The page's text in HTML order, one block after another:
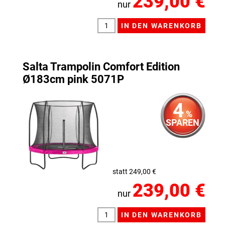
nur
Salta Trampolin Comfort Edition
Ø183cm pink 5071P
4%
SPAREN
statt 249,00 €
nur 239,00 €